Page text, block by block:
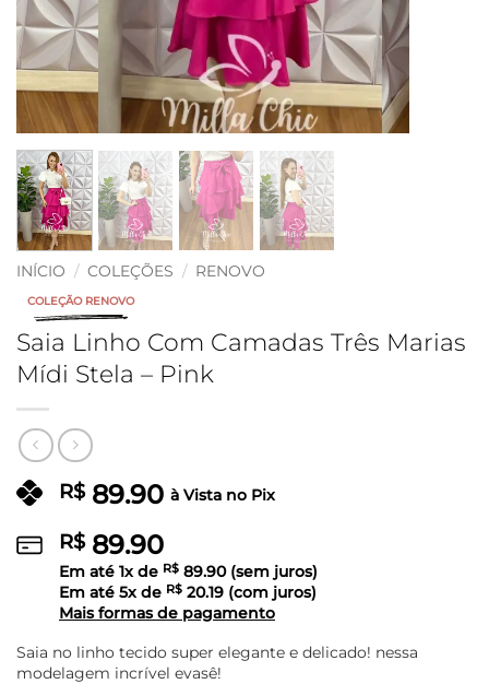
INÍCIO / COLEÇÕES / RENOVO
COLEÇÃO RENOVO
Saia Linho Com Camadas Três Marias
Mídi Stela – Pink
R$89.90 à Vista no Pix
R$89.90
Em até 1x de R$ 89.90(sem juros)
Em até 5x de R$ 20.19 (com juros)
Mais formas de pagamento
Saia no linho tecido super elegante e delicado! nessa
modelagem incrível evasê!